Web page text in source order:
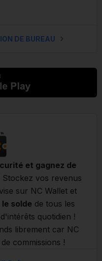
DE BUREAU
et gagnez de
Stockez vos revenus
sur NC Wallet et
solde de tous les
quotidien !
librement car NC
commissions !